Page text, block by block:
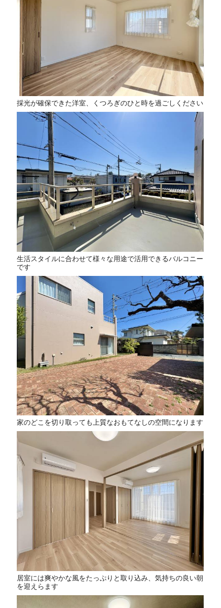
採光が確保できた洋室、くつろぎのひと時を過ごしください
生活スタイルに合わせて様々な用途で活用できるバルコニー
です
家のどこを切り取っても上質なおもてなしの空間になります
居室には爽やかな風をたっぷりと取り込み、気持ちの良い朝
を迎えらます